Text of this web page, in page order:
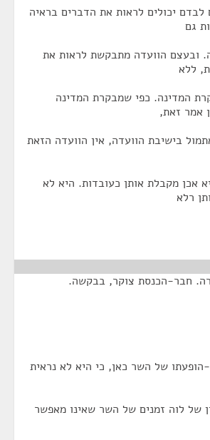
יכולים לראות את הדברים בראיה
גם
ובעצם הוועדה מתבקשת לראות את
ללא
המדינה. כפי שמבקרת המדינה
אמר זאת,
בישיבת הוועדה, אין הוועדה הזאת
אכן מקבלת אותן כעובדות. היא לא
רלא
חבר-הכנסת צוקר, בבקשה.
הופעתו של השר כאן, כי היא לא נראית
של לוה זמנים של השר שאינו מאפשר